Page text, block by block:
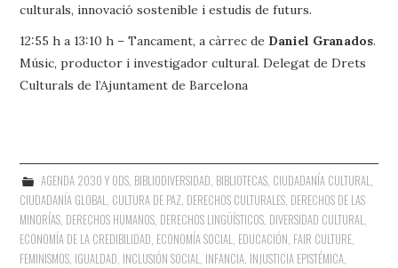
culturals, innovació sostenible i estudis de futurs.
12:55 h a 13:10 h – Tancament, a càrrec de Daniel Granados.
Músic, productor i investigador cultural. Delegat de Drets
Culturals de l’Ajuntament de Barcelona
AGENDA 2030 Y ODS, BIBLIODIVERSIDAD, BIBLIOTECAS, CIUDADANÍA CULTURAL,
CIUDADANÍA GLOBAL, CULTURA DE PAZ, DERECHOS CULTURALES, DERECHOS DE LAS
MINORÍAS, DERECHOS HUMANOS, DERECHOS LINGÜÍSTICOS, DIVERSIDAD CULTURAL,
ECONOMÍA DE LA CREDIBILIDAD, ECONOMÍA SOCIAL, EDUCACIÓN, FAIR CULTURE,
FEMINISMOS, IGUALDAD, INCLUSIÓN SOCIAL, INFANCIA, INJUSTICIA EPISTÉMICA,